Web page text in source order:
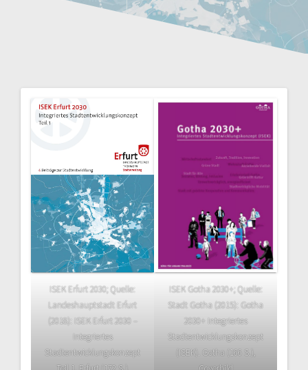
ISEK Erfurt 2030; Quelle:
Landeshauptstadt Erfurt
(2018): ISEK Erfurt 2030 –
Integriertes
Stadtentwicklungskonzept
ISEK Gotha 2030+; Quelle:
Stadt Gotha (2015): Gotha
2030+ Integriertes
Stadtentwicklungskonzept
(ISEK). Gotha (166 S.),